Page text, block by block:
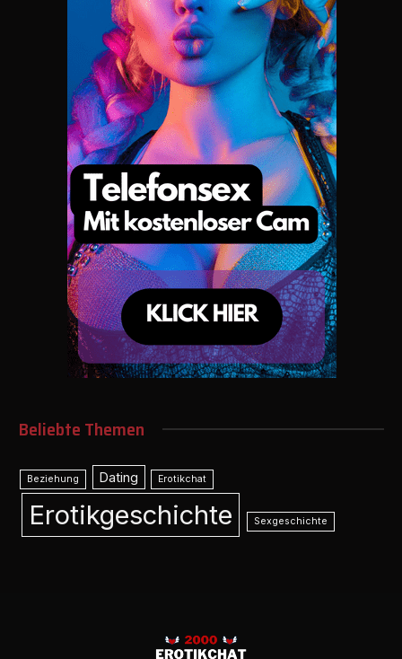
Beliebte Themen
Beziehung Dating Erotikchat
Erotikgeschichte Sexgeschichte